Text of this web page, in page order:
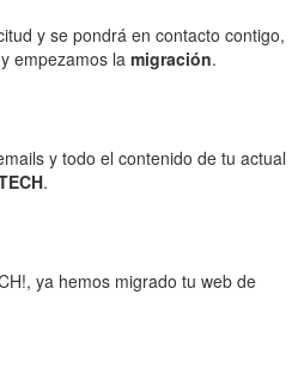
y se pondrá en contacto contigo,
y empezamos la migración.
y todo el contenido de tu actual
.
ya hemos migrado tu web de